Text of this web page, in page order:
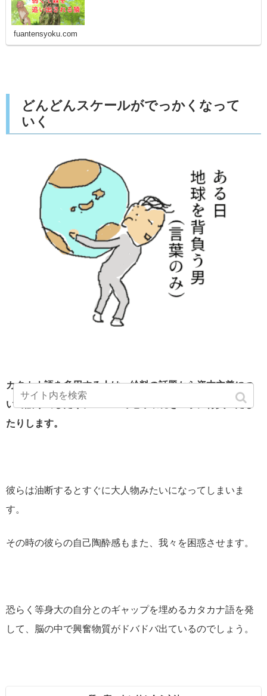
fuantensyoku.com
どんどんスケールがでっかくなって
いく
カタカナ語を多用する人は、給料の話題から資本主義につ
いて語り出したり、ＳＮＳで地球環境を一手に背負いだし
たりします。
彼らは油断するとすぐに大人物みたいになってしまいま
す。
その時の彼らの自己陶酔感もまた、我々を困惑させます。
恐らく等身大の自分とのギャップを埋めるカタカナ語を発
して、脳の中で興奮物質がドバドバ出ているのでしょう。